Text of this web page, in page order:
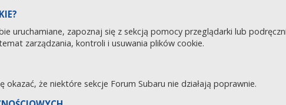
uruchamiane, zapoznaj się z sekcją pomocy przeglądarki lub
zarządzania, kontroli i usuwania plików cookie.
że niektóre sekcje Forum Subaru nie działają poprawnie.